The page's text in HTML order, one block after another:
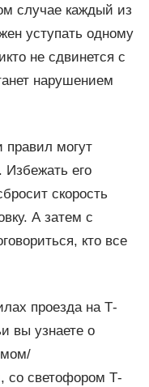
случае каждый из
уступать одному
не сдвинется с
нарушением
могут
Избежать его
скорость
А затем с
кто все
проезда на Т-
вы узнаете о
со светофором Т-